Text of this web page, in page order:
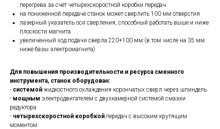
перегрева за счёт четырехскоростной коробки передач.
на пониженной передаче станок может сверлить 100 мм отверстия
лазерный указатель оси сверления, способный работать выше и ниже
плоскости магнита
увеличенный ход подачи сверла 220+100 мм (в том числе на 35 мм
ниже базы электромагнита)
Для повышения производительности и ресурса сменного
инструмента, станок оборудован:
- системой жидкостного охлаждения корончатых сверл через шпиндель
- мощным электродвигателем с двухкамерной системой смазки
редуктора
- четырехскоростной коробкой передач с высоким крутящим
моментом